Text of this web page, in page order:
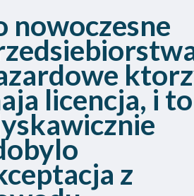
nowoczesne
licencja, i to
z